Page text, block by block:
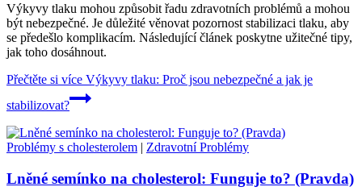
Výkyvy tlaku mohou způsobit řadu zdravotních problémů a mohou
být nebezpečné. Je důležité věnovat pozornost stabilizaci tlaku, aby
se předešlo komplikacím. Následující článek poskytne užitečné tipy,
jak toho dosáhnout.
Přečtěte si více Výkyvy tlaku: Proč jsou nebezpečné a jak je
stabilizovat?
Problémy s cholesterolem | Zdravotní Problémy
Lněné semínko na cholesterol: Funguje to? (Pravda)